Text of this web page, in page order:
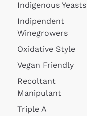
Indigenous Yeasts
Indipendent
Winegrowers
Oxidative Style
Vegan Friendly
Recoltant
Manipulant
Triple A